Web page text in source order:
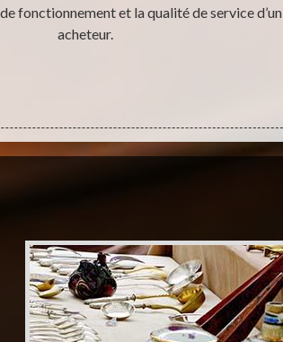
fonctionnement et la qualité de service d’un
acheteur.